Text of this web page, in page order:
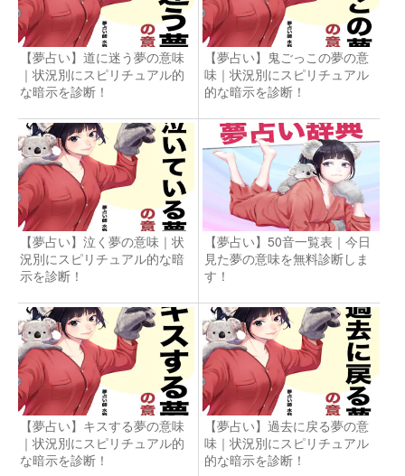
【夢占い】道に迷う夢の意味
｜状況別にスピリチュアル的
な暗示を診断！
【夢占い】鬼ごっこの夢の意
味｜状況別にスピリチュアル
的な暗示を診断！
【夢占い】泣く夢の意味｜状
況別にスピリチュアル的な暗
示を診断！
【夢占い】50音一覧表｜今日
見た夢の意味を無料診断しま
す！
【夢占い】キスする夢の意味
｜状況別にスピリチュアル的
な暗示を診断！
【夢占い】過去に戻る夢の意
味｜状況別にスピリチュアル
的な暗示を診断！